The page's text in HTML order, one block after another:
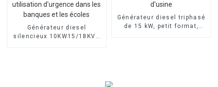
Générateur diesel
silencieux 10KW15/18KVA
Générateur diesel triphasé
de 15 kW, petit format,